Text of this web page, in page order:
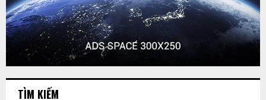
TÌM KIẾM